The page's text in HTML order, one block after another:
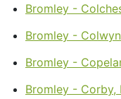
Bromley -
Bromley -
Bromley -
Bromley - Corby,